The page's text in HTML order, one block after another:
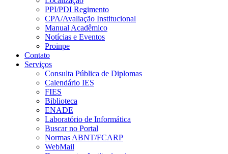
PPI/PDI Regimento
CPA/Avaliação Institucional
Manual Acadêmico
Notícias e Eventos
Proinpe
Contato
Serviços
Consulta Pública de Diplomas
Calendário IES
FIES
Biblioteca
ENADE
Laboratório de Informática
Buscar no Portal
Normas ABNT/FCARP
WebMail